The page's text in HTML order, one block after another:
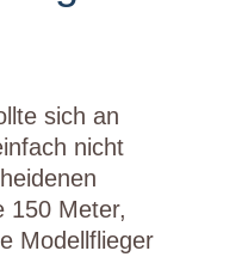
sich an
nicht
150 Meter,
Modellflieger